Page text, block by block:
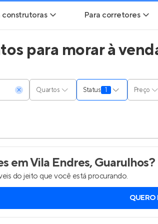
construtoras
de Leads
de Vendas
Imóveis
Para corretores
Leads para
Parcerias
Anunciar imóveis
Entrar no
para morar à
Quartos Status 1 Preço
em Vila Endres, Guarulhos?
do jeito que você está procurando.
QUERO